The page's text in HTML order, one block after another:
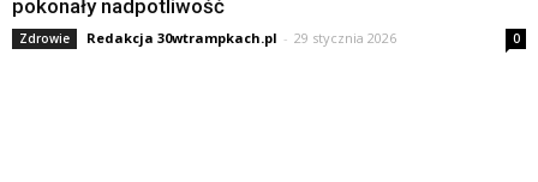
pokonały nadpotliwość
Zdrowie Redakcja 30wtrampkach.pl - 29 stycznia 2026 0